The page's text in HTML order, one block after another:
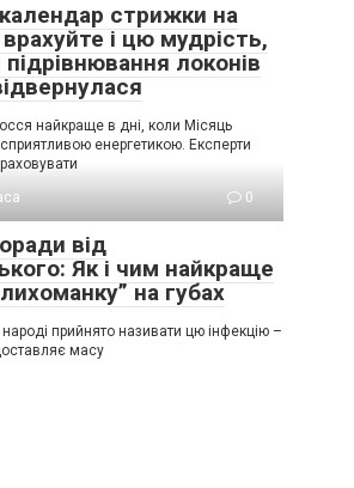
стрижки на
і цю мудрість,
локонів
найкраще в дні, коли Місяць
сприятливою енергетикою. Експерти
0
від
Як і чим найкраще
на губах
прийнято називати цю інфекцію –
масу